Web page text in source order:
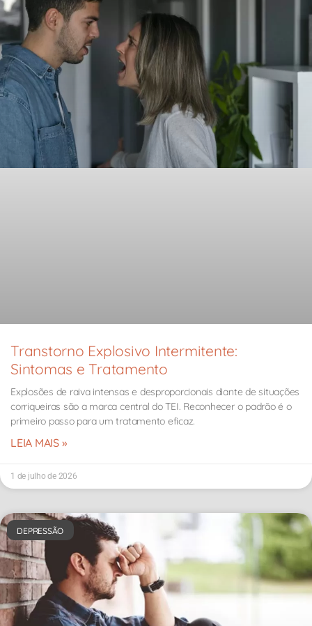
Transtorno Explosivo Intermitente:
Sintomas e Tratamento
Explosões de raiva intensas e desproporcionais diante de situações
corriqueiras são a marca central do TEI. Reconhecer o padrão é o
primeiro passo para um tratamento eficaz.
LEIA MAIS »
1 de julho de 2026
DEPRESSÃO